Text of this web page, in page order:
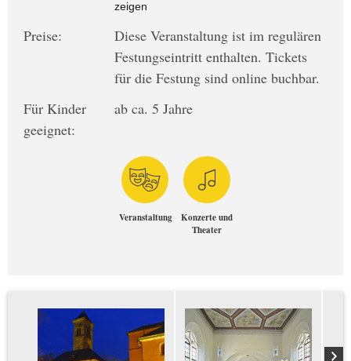
zeigen
Preise:
Diese Veranstaltung ist im regulären
Festungseintritt enthalten. Tickets
für die Festung sind online buchbar.
Für Kinder
geeignet:
ab ca. 5 Jahre
Veranstaltung
Konzerte und
Theater